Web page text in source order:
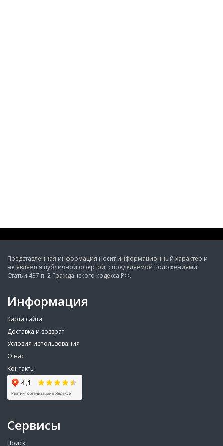
Представленная информация носит информационный характер и
не является публичной офертой, определяемой положениями
Статьи 437 п. 2 Гражданского кодекса РФ.
Информация
Карта сайта
Доставка и возврат
Условия использования
О нас
Контакты
Сервисы
Поиск